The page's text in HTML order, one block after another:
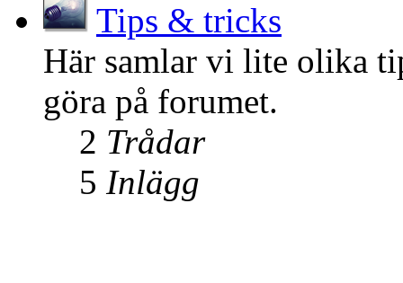
Tips & tricks
Här samlar vi lite olika
göra på forumet.
2 Trådar
5 Inlägg